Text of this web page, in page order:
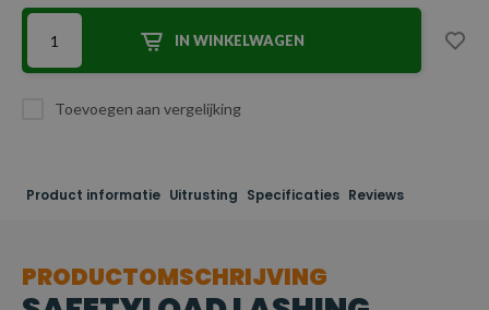
IN WINKELWAGEN
Toevoegen aan vergelijking
Product informatie Uitrusting Specificaties Reviews
PRODUCTOMSCHRIJVING